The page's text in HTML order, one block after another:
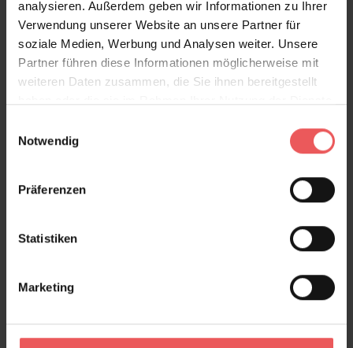
analysieren. Außerdem geben wir Informationen zu Ihrer
Verwendung unserer Website an unsere Partner für
soziale Medien, Werbung und Analysen weiter. Unsere
Partner führen diese Informationen möglicherweise mit
weiteren Daten zusammen, die Sie ihnen bereitgestellt
Notwendig
Präferenzen
Statistiken
Marketing
118,00 €